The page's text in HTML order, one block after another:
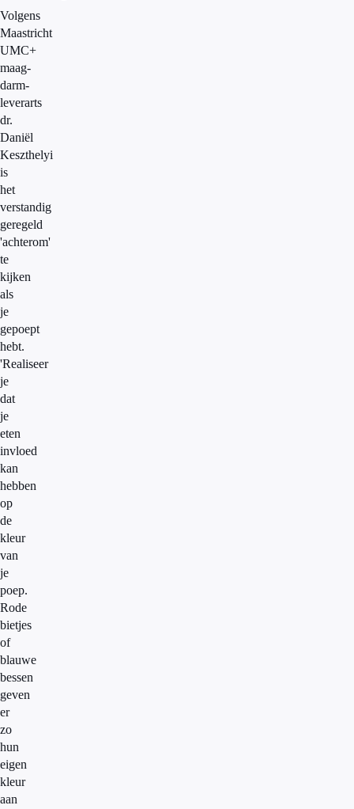
Volgens
Maastricht
UMC+
maag-
darm-
leverarts
dr.
Daniël
Keszthelyi
is
het
verstandig
geregeld
'achterom'
te
kijken
als
je
gepoept
hebt.
'Realiseer
je
dat
je
eten
invloed
kan
hebben
op
de
kleur
van
je
poep.
Rode
bietjes
of
blauwe
bessen
geven
er
zo
hun
eigen
kleur
aan